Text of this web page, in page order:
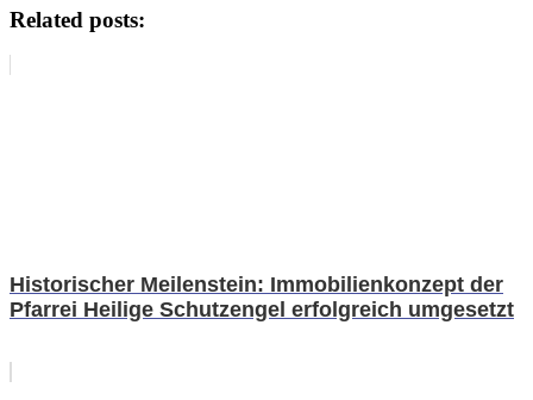
Related posts:
Historischer Meilenstein: Immobilienkonzept der
Pfarrei Heilige Schutzengel erfolgreich umgesetzt